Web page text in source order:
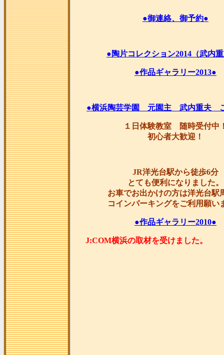
●御連絡、御予約●
●陶片コレクション2014（武内
●作品ギャラリー2013●
●横浜陶芸学園 元園主 武内重夫
１日体験教室 随時受付中
初心者大歓迎！
JR洋光台駅から徒歩6分
とても便利になりました。
お車でお出かけの方は洋光台駅
コインパーキングをご利用願い
●作品ギャラリー2010●
J:COM横浜の取材を受け